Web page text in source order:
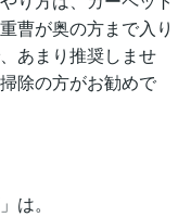
曹が奥の方まで入り
あまり推奨しませ
除の方がお勧めで
は。